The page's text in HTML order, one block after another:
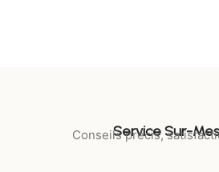
Service Sur-
Conseils précis,